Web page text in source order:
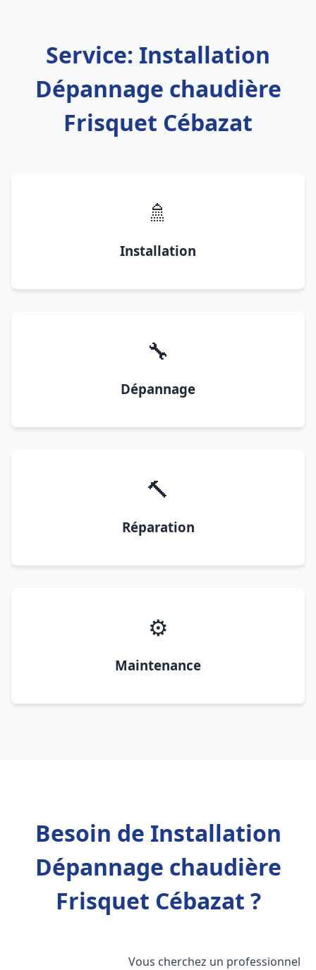
Service: Installation
Dépannage chaudière
Frisquet Cébazat
🚿
Installation
🔧
Dépannage
🔨
Réparation
⚙️
Maintenance
Besoin de Installation
Dépannage chaudière
Frisquet Cébazat ?
Vous cherchez un professionnel